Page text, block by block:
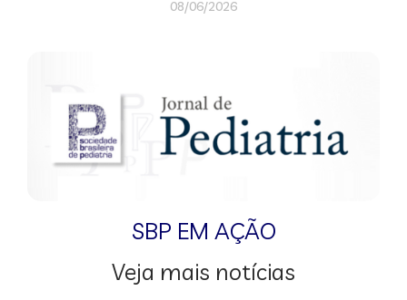
08/06/2026
SBP EM AÇÃO
Veja mais notícias